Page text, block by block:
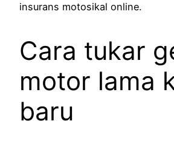
insurans motosikal online.
Cara tukar
motor lama
baru